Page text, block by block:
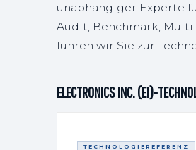
unabhängiger Experte
Audit, Benchmark,
führen wir Sie zur
ELECTRONICS INC. (EI)-
TECHNOLOGIEREFERENZ